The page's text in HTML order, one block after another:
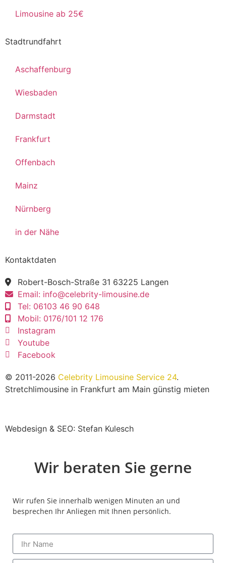
Limousine ab 25€
Stadtrundfahrt
Aschaffenburg
Wiesbaden
Darmstadt
Frankfurt
Offenbach
Mainz
Nürnberg
in der Nähe
Kontaktdaten
Robert-Bosch-Straße 31 63225 Langen
Email: info@celebrity-limousine.de
Tel: 06103 46 90 648
Mobil: 0176/101 12 176
Instagram
Youtube
Facebook
© 2011-2026 Celebrity Limousine Service 24.
Stretchlimousine in Frankfurt am Main günstig mieten
Webdesign & SEO: Stefan Kulesch
Wir beraten Sie gerne
Wir rufen Sie innerhalb wenigen Minuten an und
besprechen Ihr Anliegen mit Ihnen persönlich.